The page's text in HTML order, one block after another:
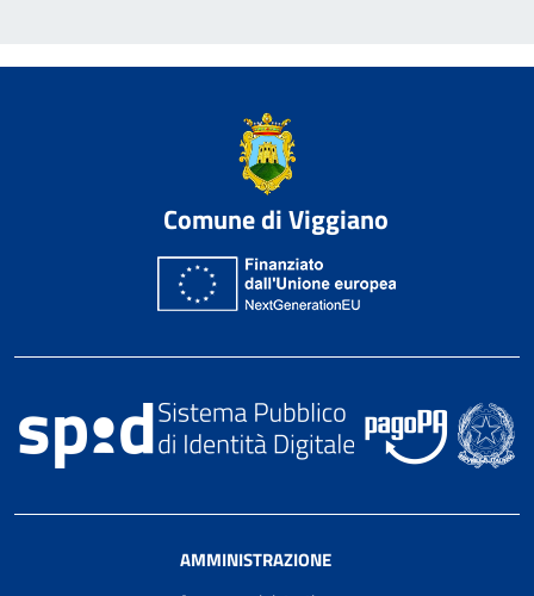
Comune di Viggiano
AMMINISTRAZIONE